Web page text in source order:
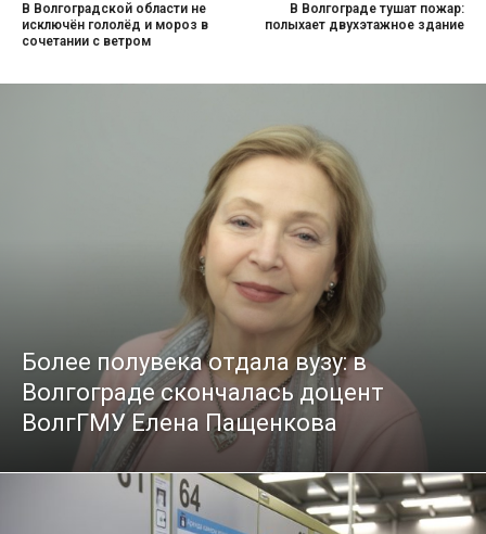
В Волгоградской области не
исключён гололёд и мороз в
сочетании с ветром
В Волгограде тушат пожар:
полыхает двухэтажное здание
Более полувека отдала вузу: в
Волгограде скончалась доцент
ВолгГМУ Елена Пащенкова